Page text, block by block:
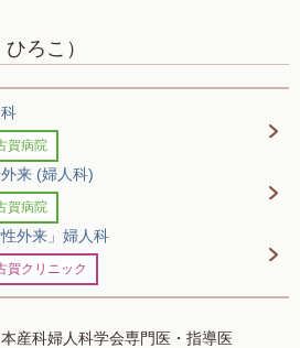
ひろこ）
賀病院
来 (婦人科)
賀病院
性外来」婦人科
賀クリニック
本産科婦人科学会専門医・指導医